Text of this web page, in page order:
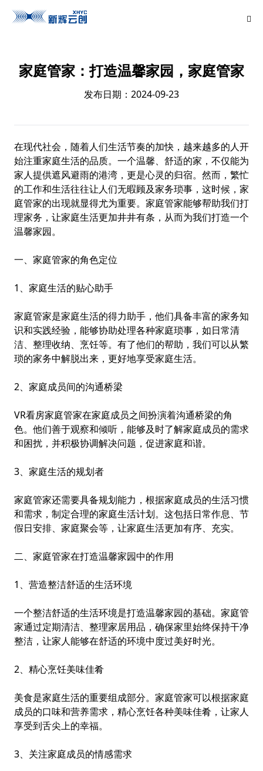
家庭管家：打造温馨家园，家庭管家
发布日期：2024-09-23
在现代社会，随着人们生活节奏的加快，越来越多的人开
始注重家庭生活的品质。一个温馨、舒适的家，不仅能为
家人提供遮风避雨的港湾，更是心灵的归宿。然而，繁忙
的工作和生活往往让人们无暇顾及家务琐事，这时候，家
庭管家的出现就显得尤为重要。家庭管家能够帮助我们打
理家务，让家庭生活更加井井有条，从而为我们打造一个
温馨家园。
一、家庭管家的角色定位
1、家庭生活的贴心助手
家庭管家是家庭生活的得力助手，他们具备丰富的家务知
识和实践经验，能够协助处理各种家庭琐事，如日常清
洁、整理收纳、烹饪等。有了他们的帮助，我们可以从繁
琐的家务中解脱出来，更好地享受家庭生活。
2、家庭成员间的沟通桥梁
VR看房家庭管家在家庭成员之间扮演着沟通桥梁的角
色。他们善于观察和倾听，能够及时了解家庭成员的需求
和困扰，并积极协调解决问题，促进家庭和谐。
3、家庭生活的规划者
家庭管家还需要具备规划能力，根据家庭成员的生活习惯
和需求，制定合理的家庭生活计划。这包括日常作息、节
假日安排、家庭聚会等，让家庭生活更加有序、充实。
二、家庭管家在打造温馨家园中的作用
1、营造整洁舒适的生活环境
一个整洁舒适的生活环境是打造温馨家园的基础。家庭管
家通过定期清洁、整理家居用品，确保家里始终保持干净
整洁，让家人能够在舒适的环境中度过美好时光。
2、精心烹饪美味佳肴
美食是家庭生活的重要组成部分。家庭管家可以根据家庭
成员的口味和营养需求，精心烹饪各种美味佳肴，让家人
享受到舌尖上的幸福。
3、关注家庭成员的情感需求